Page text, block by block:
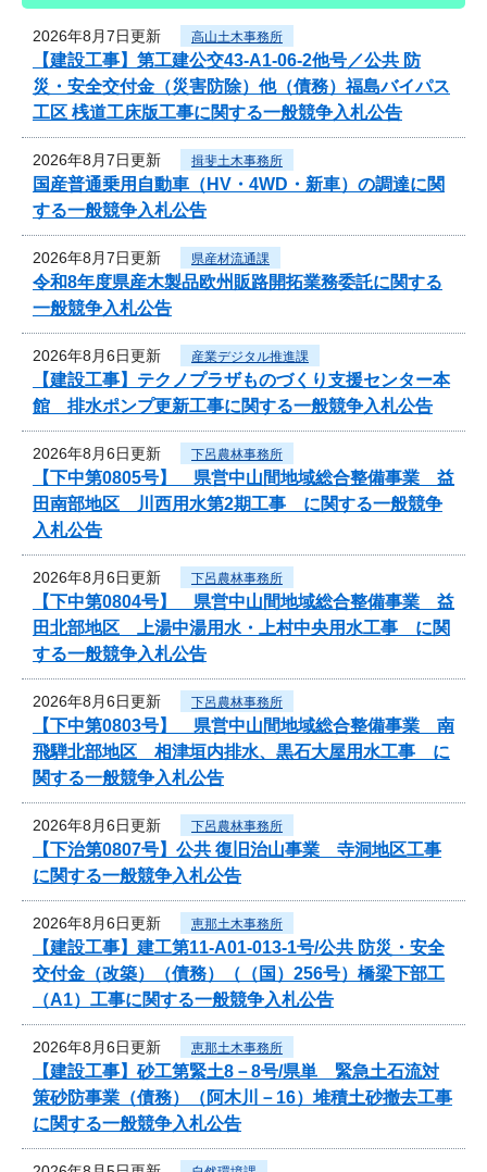
2026年8月7日更新 高山土木事務所
【建設工事】第工建公交43-A1-06-2他号／公共 防
災・安全交付金（災害防除）他（債務）福島バイパス
工区 桟道工床版工事に関する一般競争入札公告
2026年8月7日更新 揖斐土木事務所
国産普通乗用自動車（HV・4WD・新車）の調達に関
する一般競争入札公告
2026年8月7日更新 県産材流通課
令和8年度県産木製品欧州販路開拓業務委託に関する
一般競争入札公告
2026年8月6日更新 産業デジタル推進課
【建設工事】テクノプラザものづくり支援センター本
館 排水ポンプ更新工事に関する一般競争入札公告
2026年8月6日更新 下呂農林事務所
【下中第0805号】 県営中山間地域総合整備事業 益
田南部地区 川西用水第2期工事 に関する一般競争
入札公告
2026年8月6日更新 下呂農林事務所
【下中第0804号】 県営中山間地域総合整備事業 益
田北部地区 上湯中湯用水・上村中央用水工事 に関
する一般競争入札公告
2026年8月6日更新 下呂農林事務所
【下中第0803号】 県営中山間地域総合整備事業 南
飛騨北部地区 相津垣内排水、黒石大屋用水工事 に
関する一般競争入札公告
2026年8月6日更新 下呂農林事務所
【下治第0807号】公共 復旧治山事業 寺洞地区工事
に関する一般競争入札公告
2026年8月6日更新 恵那土木事務所
【建設工事】建工第11-A01-013-1号/公共 防災・安全
交付金（改築）（債務）（（国）256号）橋梁下部工
（A1）工事に関する一般競争入札公告
2026年8月6日更新 恵那土木事務所
【建設工事】砂工第緊土8－8号/県単 緊急土石流対
策砂防事業（債務）（阿木川－16）堆積土砂撤去工事
に関する一般競争入札公告